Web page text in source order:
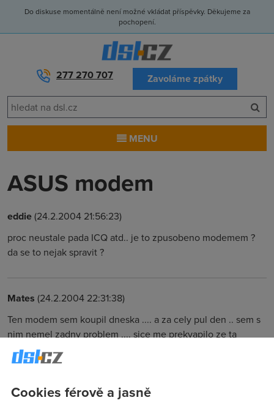
Do diskuse momentálně není možné vkládat příspěvky. Děkujeme za
pochopení.
277 270 707 Zavoláme zpátky
MENU
ASUS modem
eddie(24.2.2004 21:56:23)
proc neustale pada ICQ atd.. je to zpusobeno modemem ?
da se to nejak spravit ?
Mates (24.2.2004 22:31:38)
Ten modem sem koupil dneska .... a za cely pul den .. sem s
nim nemel zadny problem .... sice me prekvapilo ze ta
krabicka docela hreje :) ale zadny vypadky nepozoruju ....
mas to dobre chlazenyy?
Cookies férově a jasně